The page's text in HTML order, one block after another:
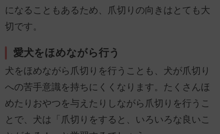
になることもあるため、爪切りの向きはとても大
切です。
愛犬をほめながら行う
犬をほめながら爪切りを行うことも、犬が爪切り
への苦手意識を持ちにくくなります。たくさんほ
めたりおやつを与えたりしながら爪切りを行うこ
とで、犬は「爪切りをすると、いろいろな良いこ